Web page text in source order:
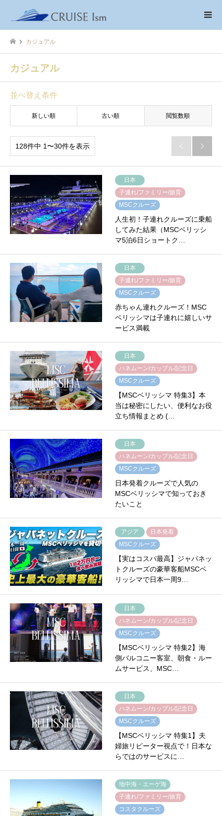
カジュアル
カジュアル
並べ替え条件
新しい順 古い順 閲覧数順
128件中 1〜30件を表示  
日本
子連れ/ファミリー/旅育
MSCクルーズ
人生初！子連れクルーズに乗船
してみた結果（MSCベリッシ
マ5泊6日ショートク…
日本
子連れ/ファミリー/旅育
MSCクルーズ
赤ちゃん連れクルーズ！MSC
ベリッシマは子連れに嬉しいサ
ービス満載
日本
ハネムーン/カップル/記念日
MSCクルーズ
【MSCベリッシマ 特集3】本
当は秘密にしたい、便利なお役
立ち情報まとめ (…
日本
ハネムーン/カップル/記念日
MSCクルーズ
日本発着クルーズで人気の
MSCベリッシマで知っておき
たいこと
アジア
日本発着
MSCクルーズ
【実はコスパ最高】ジャパネッ
トクルーズの豪華客船MSCベ
リッシマで日本一周9…
日本
ハネムーン/カップル/記念日
MSCクルーズ
【MSCベリッシマ 特集2】海
側バルコニー客室、朝食・ルー
ムサービス、MSC…
日本
ハネムーン/カップル/記念日
MSCクルーズ
【MSCベリッシマ 特集1】夫
婦旅リピーター視点で！日本な
らではのサービスに…
地中海・エーゲ海
子連れ/ファミリー/旅育
コスタクルーズ